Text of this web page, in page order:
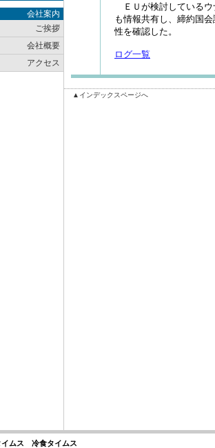
会社案内
ご挨拶
会社概要
アクセス
ＥＵが検討しているウ
も情報共有し、締約国
性を確認した。
ログ一覧
▲インデックスページへ
イムス 冷食タイムス